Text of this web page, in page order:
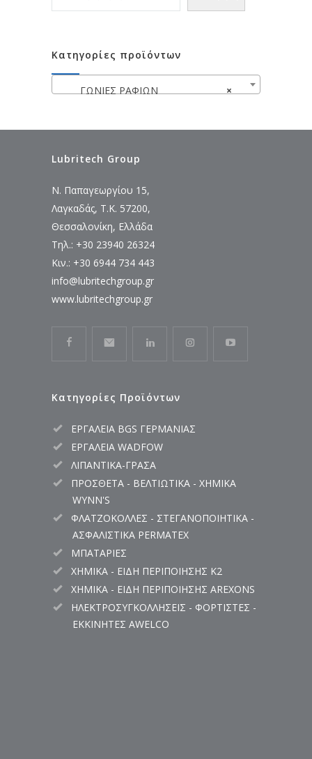
Κατηγορίες προϊόντων
×
ΓΩΝΙΕΣ ΡΑΦΙΩΝ
Lubritech Group
Ν. Παπαγεωργίου 15,
Λαγκαδάς, Τ.Κ. 57200,
Θεσσαλονίκη, Ελλάδα
Τηλ.: +30 23940 26324
Κιν.: +30 6944 734 443
info@lubritechgroup.gr
www.lubritechgroup.gr
Κατηγορίες Προϊόντων
ΕΡΓΑΛΕΙΑ BGS ΓΕΡΜΑΝΙΑΣ
ΕΡΓΑΛΕΙΑ WADFOW
ΛΙΠΑΝΤΙΚΑ-ΓΡΑΣΑ
ΠΡΟΣΘΕΤΑ - ΒΕΛΤΙΩΤΙΚΑ - ΧΗΜΙΚΑ
WYNN'S
ΦΛΑΤΖΟΚΟΛΛΕΣ - ΣΤΕΓΑΝΟΠΟΙΗΤΙΚΑ -
ΑΣΦΑΛΙΣΤΙΚΑ PERMATEX
ΜΠΑΤΑΡΙΕΣ
ΧΗΜΙΚΑ - ΕΙΔΗ ΠΕΡΙΠΟΙΗΣΗΣ K2
ΧΗΜΙΚΑ - ΕΙΔΗ ΠΕΡΙΠΟΙΗΣΗΣ AREXONS
ΗΛΕΚΤΡΟΣΥΓΚΟΛΛΗΣΕΙΣ - ΦΟΡΤΙΣΤΕΣ -
ΕΚΚΙΝΗΤΕΣ AWELCO